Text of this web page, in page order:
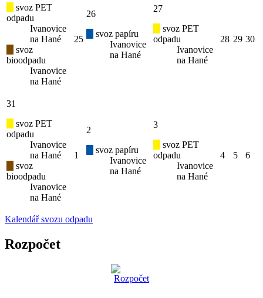
svoz PET
odpadu
Ivanovice
na Hané
svoz
bioodpadu
Ivanovice
na Hané
25
26
svoz papíru
Ivanovice
na Hané
27
svoz PET
odpadu
Ivanovice
na Hané
28 29 30
31
svoz PET
odpadu
Ivanovice
na Hané
svoz
bioodpadu
Ivanovice
na Hané
1
2
svoz papíru
Ivanovice
na Hané
3
svoz PET
odpadu
Ivanovice
na Hané
4 5 6
Kalendář svozu odpadu
Rozpočet